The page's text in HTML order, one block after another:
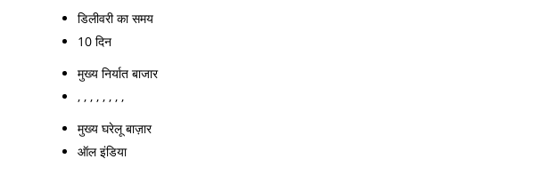
डिलीवरी का समय
10 दिन
मुख्य निर्यात बाजार
, , , , , , , ,
मुख्य घरेलू बाज़ार
ऑल इंडिया